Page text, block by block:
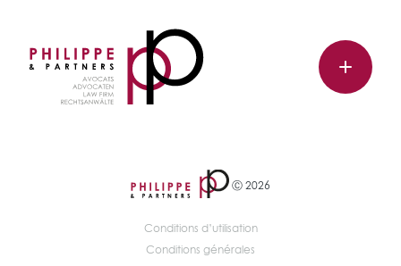
Ⓒ 2026
Conditions d’utilisation
Conditions générales